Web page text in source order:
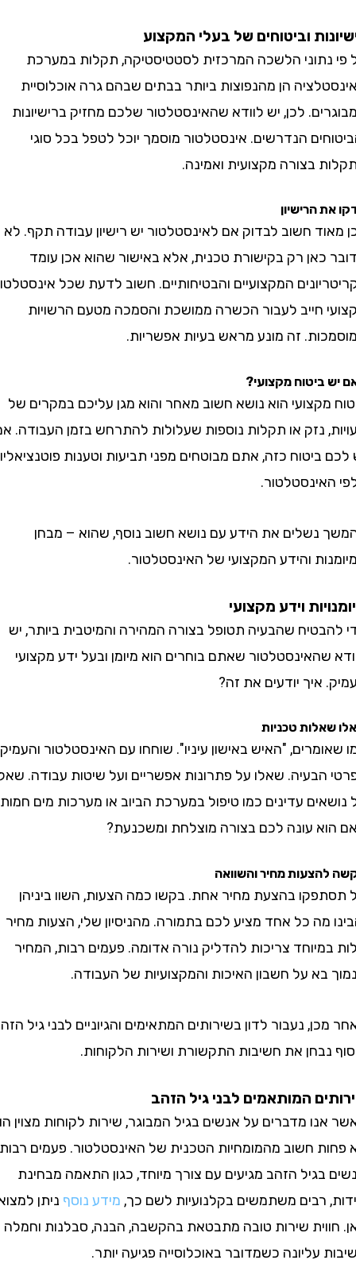
וביטוחים של בעלי המקצוע
הלשכה המרכזית לסטטיסטיקה, תקלות במערכת
הן מהנפוצות ביותר בבתים שבהם גרה אוכלוסיית
לכן, יש לוודא שהאינסטלטור שלכם מחזיק ברישיונות
הנדרשים. אינסטלטור מוסמך יוכל לטפל בכל סוגי
בצורה מקצועית ואמינה.
הרישיון
חשוב לבדוק אם לאינסטלטור יש רישיון עבודה תקף. לא
רק בקישורת טכנית, אלא באישור שהוא אכן עומד
המקצועיים והבטיחותיים. חשוב לדעת שכל אינסטלטור
חייב לעבור הכשרה ממושכת והסמכה מטעם הרשויות
זה מונע מראש בעיות אפשריות.
מקצועי?
הוא נושא חשוב מאחר והוא מגן עליכם במקרים של
נזק או תקלות נוספות שעלולות להתרחש בזמן העבודה. אם
כזה, אתם מבוטחים מפני תביעות וטענות פוטנציאליות
את הידע עם נושא חשוב נוסף, שהוא – מבחן
והידע המקצועי של האינסטלטור.
וידע מקצועי
שהבעיה תטופל בצורה המהירה והמיטבית ביותר, יש
שאתם בוחרים הוא מיומן ובעל ידע מקצועי
יודעים את זה?
טכניות
"האיש באישון עיניו". שוחחו עם האינסטלטור והעמיקו
שאלו על פתרונות אפשריים ועל שיטות עבודה. שאלו
עדינים כמו טיפול במערכת הביוב או מערכות מים חמות.
עונה לכם בצורה מוצלחת ומשכנעת?
מחיר והשוואה
בהצעת מחיר אחת. בקשו כמה הצעות, השוו ביניהן
מה כל אחד מציע לכם בתמורה. מהניסיון שלי, הצעות מחיר
צריכות להדליק נורה אדומה. פעמים רבות, המחיר
על חשבון האיכות והמקצועיות של העבודה.
נעבור לדון בשירותים המתאימים והגיוניים לבני גיל הזהב
את חשיבות התקשורת ושירות הלקוחות.
המותאמים לבני גיל הזהב
מדברים על אנשים בגיל המבוגר, שירות לקוחות מצוין הוא
חשוב מהמומחיות הטכנית של האינסטלטור. פעמים רבות
הזהב מגיעים עם צורך מיוחד, כגון התאמה מבחינת
רבים משתמשים בקלנועיות לשם כך,מידע נוסף ניתן למצוא
שירות טובה מתבטאת בהקשבה, הבנה, סבלנות וחמלה –
עליונה כשמדובר באוכלוסייה פגיעה יותר.